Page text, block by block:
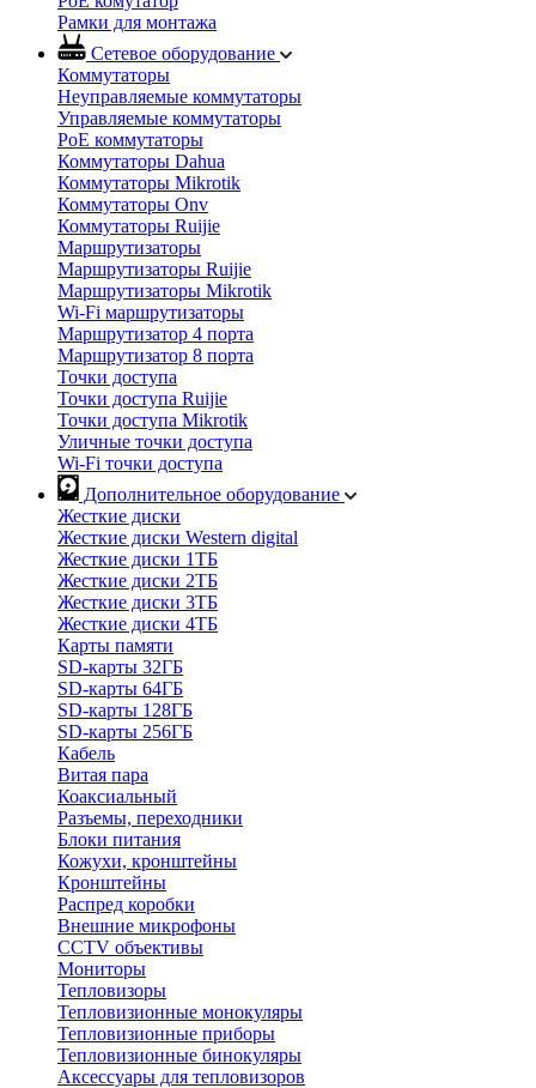
Рамки для монтажа
Сетевое оборудование
Коммутаторы
Неуправляемые коммутаторы
Управляемые коммутаторы
PoE коммутаторы
Коммутаторы Dahua
Коммутаторы Mikrotik
Коммутаторы Onv
Коммутаторы Ruijie
Маршрутизаторы
Маршрутизаторы Ruijie
Маршрутизаторы Mikrotik
Wi-Fi маршрутизаторы
Маршрутизатор 4 порта
Маршрутизатор 8 порта
Точки доступа
Точки доступа Ruijie
Точки доступа Mikrotik
Уличные точки доступа
Wi-Fi точки доступа
Дополнительное оборудование
Жесткие диски
Жесткие диски Western digital
Жесткие диски 1ТБ
Жесткие диски 2ТБ
Жесткие диски 3ТБ
Жесткие диски 4ТБ
Карты памяти
SD-карты 32ГБ
SD-карты 64ГБ
SD-карты 128ГБ
SD-карты 256ГБ
Кабель
Витая пара
Коаксиальный
Разъемы, переходники
Блоки питания
Кожухи, кронштейны
Кронштейны
Распред коробки
Внешние микрофоны
CCTV объективы
Мониторы
Тепловизоры
Тепловизионные монокуляры
Тепловизионные приборы
Тепловизионные бинокуляры
Аксессуары для тепловизоров